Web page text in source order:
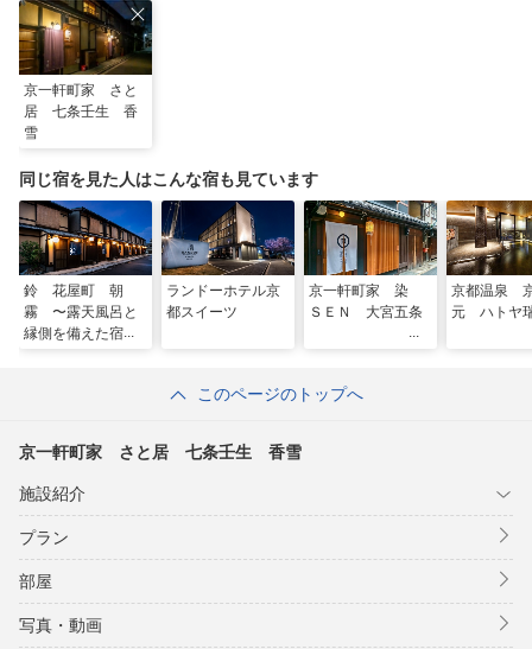
京一軒町家 さと
居 七条壬生 香
雪
同じ宿を見た人はこんな宿も見ています
鈴 花屋町 朝
霧 〜露天風呂と
縁側を備えた宿〜
ランドーホテル京
都スイーツ
京一軒町家 染
ＳＥＮ 大宮五条
京都温泉
元 ハトヤ
このページのトップへ
京一軒町家 さと居 七条壬生 香雪
施設紹介
プラン
部屋
写真・動画